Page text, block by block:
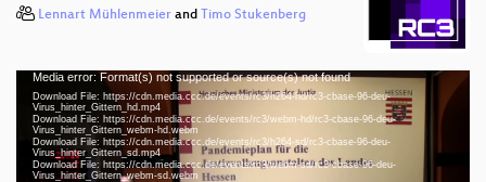
Lennart Mühlenmeier and Timo Stukenberg
Video
Player
Media error: Format(s) not supported or source(s) not found
Download File: https://cdn.media.ccc.de/events/rc3/h264-hd/rc3-cbase-96-deu-
Virus_hinter_Gittern_hd.mp4
Download File: https://cdn.media.ccc.de/events/rc3/webm-hd/rc3-cbase-96-deu-
Virus_hinter_Gittern_webm-hd.webm
Download File: https://cdn.media.ccc.de/events/rc3/h264-sd/rc3-cbase-96-deu-
Virus_hinter_Gittern_sd.mp4
Download File: https://cdn.media.ccc.de/events/rc3/webm-sd/rc3-cbase-96-deu-
Virus_hinter_Gittern_webm-sd.webm